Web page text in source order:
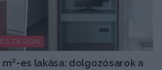
DESIGN
es lakása: dolgozósarok a